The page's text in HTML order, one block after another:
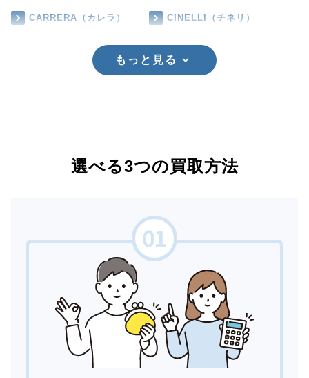
CARRERA（カレラ） CINELLI（チネリ）
もっと見る
選べる3つの買取方法